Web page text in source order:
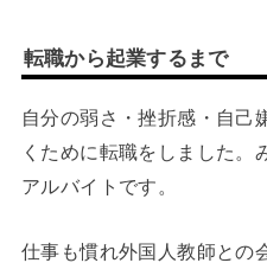
転職から起業するまで
自分の弱さ・挫折感・自己
くために転職をしました。
アルバイトです。
仕事も慣れ外国人教師との